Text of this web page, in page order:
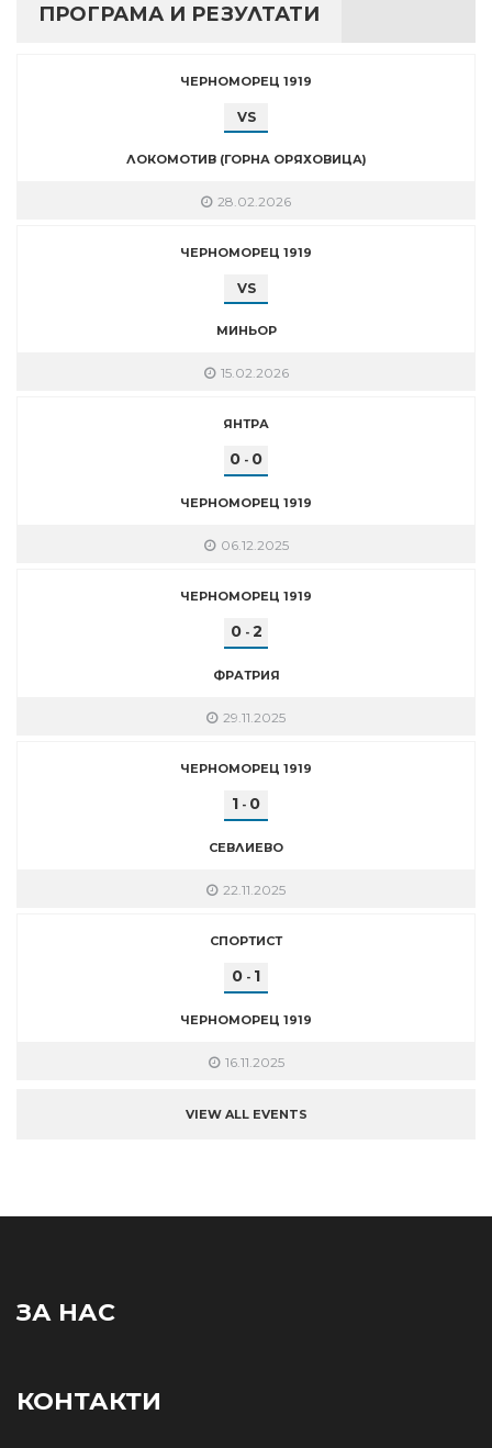
ПРОГРАМА И РЕЗУЛТАТИ
ЧЕРНОМОРЕЦ 1919
VS
ЛОКОМОТИВ (ГОРНА ОРЯХОВИЦА)
28.02.2026
ЧЕРНОМОРЕЦ 1919
VS
МИНЬОР
15.02.2026
ЯНТРА
0 - 0
ЧЕРНОМОРЕЦ 1919
06.12.2025
ЧЕРНОМОРЕЦ 1919
0- 2
ФРАТРИЯ
29.11.2025
ЧЕРНОМОРЕЦ 1919
1 - 0
СЕВЛИЕВО
22.11.2025
СПОРТИСТ
0 - 1
ЧЕРНОМОРЕЦ 1919
16.11.2025
VIEW ALL EVENTS
ЗА НАС
КОНТАКТИ